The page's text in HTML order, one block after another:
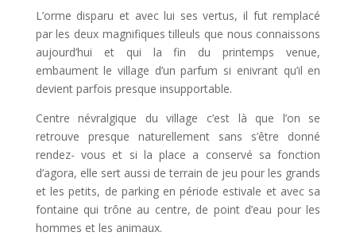
L’orme disparu et avec lui ses vertus, il fut remplacé
par les deux magnifiques tilleuls que nous connaissons
aujourd’hui et qui la fin du printemps venue,
embaument le village d’un parfum si enivrant qu’il en
devient parfois presque insupportable.
Centre névralgique du village c’est là que l’on se
retrouve presque naturellement sans s’être donné
rendez- vous et si la place a conservé sa fonction
d’agora, elle sert aussi de terrain de jeu pour les grands
et les petits, de parking en période estivale et avec sa
fontaine qui trône au centre, de point d’eau pour les
hommes et les animaux.